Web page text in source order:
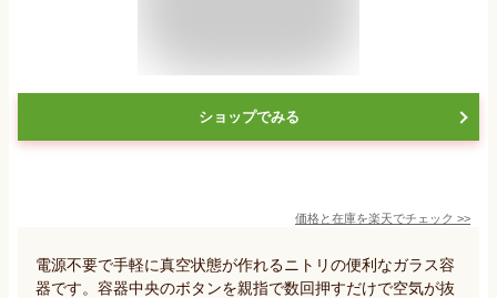
ショップでみる
価格と在庫を楽天でチェック >>
電源不要で手軽に真空状態が作れるニトリの便利なガラス容
器です。容器中央のボタンを親指で数回押すだけで空気が抜